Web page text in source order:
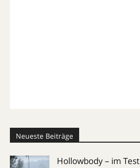
Neueste Beiträge
Hollowbody – im Test